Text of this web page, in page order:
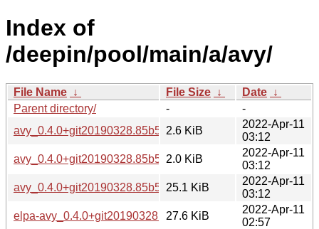
Index of
/deepin/pool/main/a/avy/
File Name ↓ File Size ↓ Date ↓
Parent directory/
-
-
avy_0.4.0+git20190328.85b5d574-1.debian.tar.xz
2.6 KiB
2022-Apr-11
03:12
avy_0.4.0+git20190328.85b5d574-1.dsc
2.0 KiB
2022-Apr-11
03:12
avy_0.4.0+git20190328.85b5d574.orig.tar.gz
25.1 KiB
2022-Apr-11
03:12
elpa-avy_0.4.0+git20190328.85b5d574-1_all.deb
27.6 KiB
2022-Apr-11
02:57